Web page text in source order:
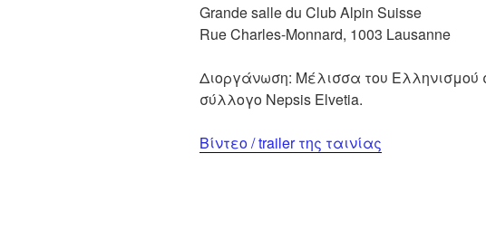
Grande salle du Club Alpin Suisse
Rue Charles-Monnard, 1003 Lausanne
Διοργάνωση: Μέλισσα του Ελληνισμού
σύλλογο Nepsis Elvetia.
Βίντεο / trailer της ταινίας